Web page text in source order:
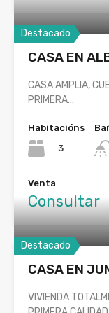
Destacado
CASA EN
CASA AMPLIA,
PRIMERA…
Habitacións
3
Venta
Consultar
Destacado
CASA EN
VIVIENDA